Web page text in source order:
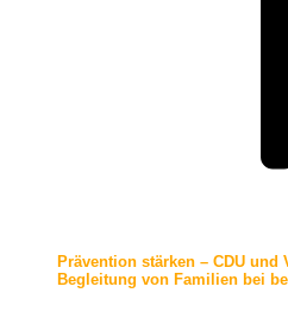
Prävention stärken – CDU und
Begleitung von Familien bei